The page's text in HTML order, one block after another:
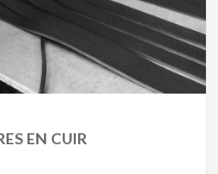
EN CUIR